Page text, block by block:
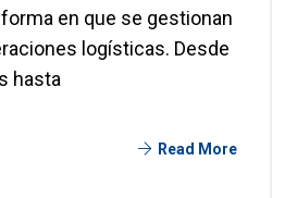
en que se gestionan
logísticas. Desde
hasta
Read More